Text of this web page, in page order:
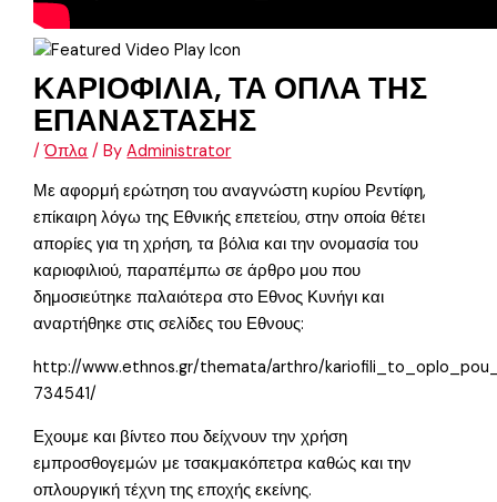
ΚΑΡΙΟΦΙΛΙΑ, ΤΑ ΟΠΛΑ ΤΗΣ
ΕΠΑΝΑΣΤΑΣΗΣ
/Όπλα / ByAdministrator
Με αφορμή ερώτηση του αναγνώστη κυρίου Ρεντίφη,
επίκαιρη λόγω της Εθνικής επετείου, στην οποία θέτει
απορίες για τη χρήση, τα βόλια και την ονομασία του
καριοφιλιού, παραπέμπω σε άρθρο μου που
δημοσιεύτηκε παλαιότερα στο Εθνος Κυνήγι και
αναρτήθηκε στις σελίδες του Εθνους:
http://www.ethnos.gr/themata/arthro/
734541/
Εχουμε και βίντεο που δείχνουν την χρήση
εμπροσθογεμών με τσακμακόπετρα καθώς και την
οπλουργική τέχνη της εποχής εκείνης.